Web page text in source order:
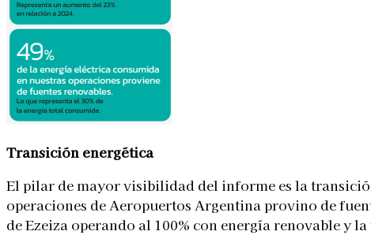
Transición energética
El pilar de mayor visibilidad del informe es la
operaciones de Aeropuertos Argentina provino de
de Ezeiza operando al 100% con energía renovable y